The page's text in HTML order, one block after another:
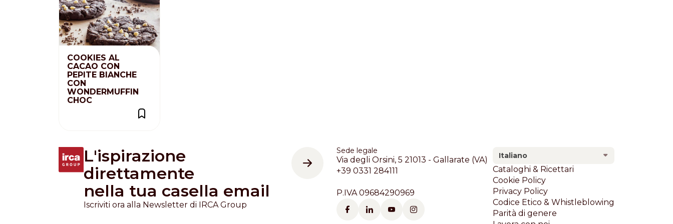
Nederlands
DACH region
Deutsch
UK
English
COOKIES AL
CACAO CON
PEPITE BIANCHE
CON
WONDERMUFFIN
CHOC
L'ispirazione
direttamente
nella tua casella email
Iscriviti ora alla Newsletter di IRCA Group
Sede legale
Via degli Orsini, 5 21013 - Gallarate (VA)
+39 0331 284111
P.IVA 09684290969
Italiano
Footer
Cataloghi & Ricettari
Cookie Policy
Privacy Policy
Codice Etico & Whistleblowing
Parità di genere